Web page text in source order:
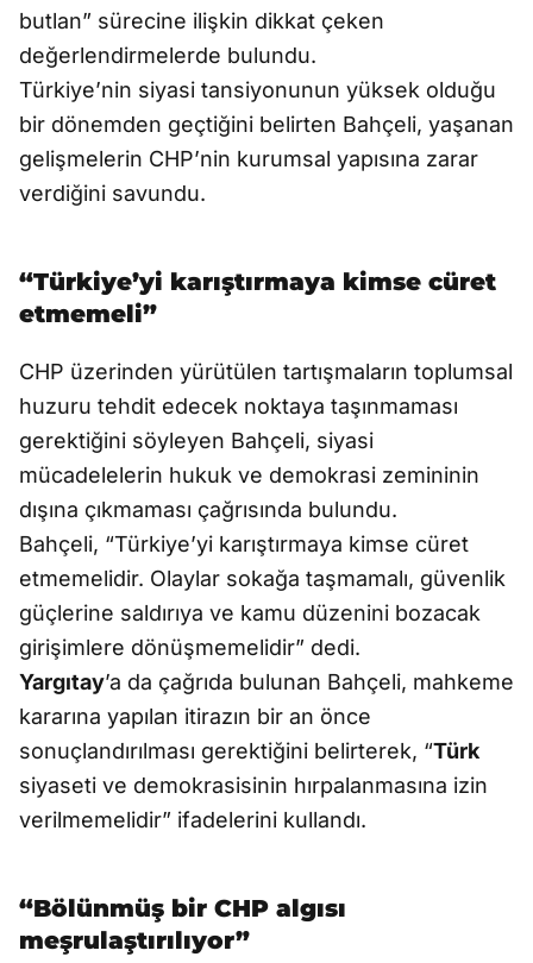
butlan” sürecine ilişkin dikkat çeken
değerlendirmelerde bulundu.
Türkiye’nin siyasi tansiyonunun yüksek olduğu
bir dönemden geçtiğini belirten Bahçeli, yaşanan
gelişmelerin CHP’nin kurumsal yapısına zarar
verdiğini savundu.
“Türkiye’yi karıştırmaya kimse cüret
etmemeli”
CHP üzerinden yürütülen tartışmaların toplumsal
huzuru tehdit edecek noktaya taşınmaması
gerektiğini söyleyen Bahçeli, siyasi
mücadelelerin hukuk ve demokrasi zemininin
dışına çıkmaması çağrısında bulundu.
Bahçeli, “Türkiye’yi karıştırmaya kimse cüret
etmemelidir. Olaylar sokağa taşmamalı, güvenlik
güçlerine saldırıya ve kamu düzenini bozacak
girişimlere dönüşmemelidir” dedi.
Yargıtay’a da çağrıda bulunan Bahçeli, mahkeme
kararına yapılan itirazın bir an önce
sonuçlandırılması gerektiğini belirterek, “Türk
siyaseti ve demokrasisinin hırpalanmasına izin
verilmemelidir” ifadelerini kullandı.
“Bölünmüş bir CHP algısı
meşrulaştırılıyor”